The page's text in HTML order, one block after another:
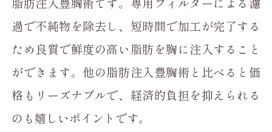
過で不純物を除去し、短時間で加工が完了する
ため良質で鮮度の高い脂肪を胸に注入すること
ができます。他の脂肪注入豊胸術と比べると価
格もリーズナブルで、経済的負担を抑えられる
のも嬉しいポイントです。